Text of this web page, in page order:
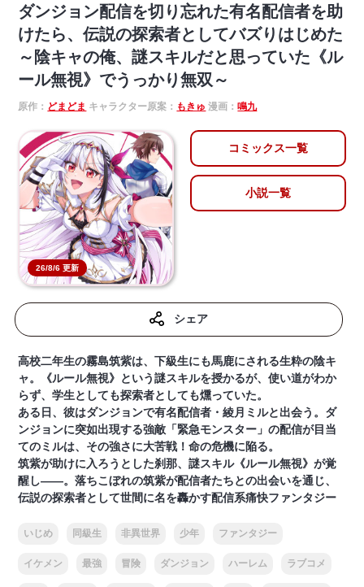
ダンジョン配信を切り忘れた有名配信者を助
けたら、伝説の探索者としてバズりはじめた
～陰キャの俺、謎󠄀スキルだと思っていた《ル
ール無視》でうっかり無双～
原作： どまどま キャラクター原案： もきゅ 漫画：鳴九
26/8/6 更新
コミックス一覧
小説一覧
シェア
高校二年生の霧島筑紫は、下級生にも馬鹿にされる生粋の陰キ
ャ。《ルール無視》という謎スキルを授かるが、使い道がわか
らず、学生としても探索者としても燻っていた。
ある日、彼はダンジョンで有名配信者・綾月ミルと出会う。ダ
ンジョンに突如出現する強敵「緊急モンスター」の配信が目当
てのミルは、その強さに大苦戦！命の危機に陥る。
筑紫が助けに入ろうとした刹那、謎スキル《ルール無視》が覚
醒し――。落ちこぼれの筑紫が配信者たちとの出会いを通じ、
伝説の探索者として世間に名を轟かす配信系痛快ファンタジー
いじめ 同級生 非異世界 少年 ファンタジー
イケメン 最強 冒険 ダンジョン ハーレム ラブコメ